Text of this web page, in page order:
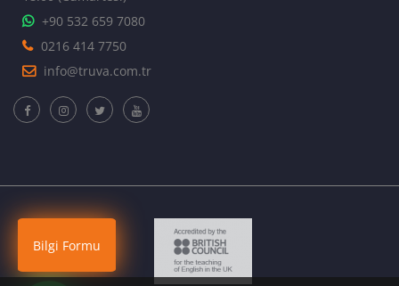
+90 532 659 7080
0216 414 7750
info@truva.com.tr
Bilgi Formu